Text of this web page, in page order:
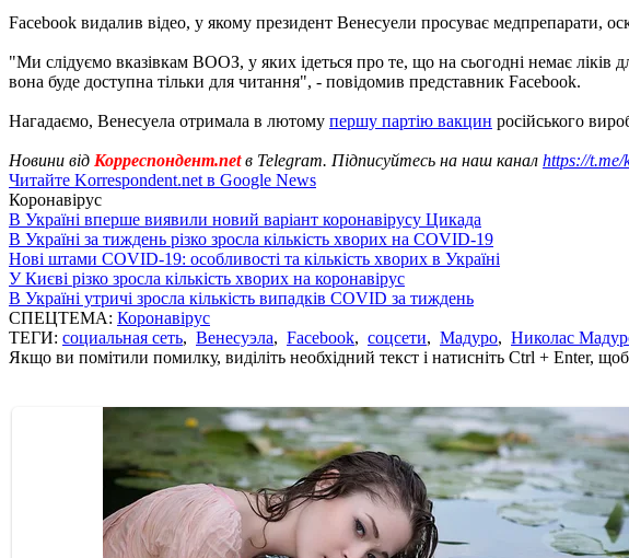
Facebook видалив відео, у якому президент Венесуели просуває медпрепарати,
"Ми слідуємо вказівкам ВООЗ, у яких ідеться про те, що на сьогодні немає ліків
вона буде доступна тільки для читання", - повідомив представник Facebook.
Нагадаємо, Венесуела отримала в лютому першу партію вакцин російського
Новини від Корреспондент.netв Telegram. Підписуйтесь на наш канал https://t.me/
Читайте Korrespondent.net в Google News
Коронавірус
В Україні вперше виявили новий варіант коронавірусу Цикада
В Україні за тиждень різко зросла кількість хворих на COVID-19
Нові штами COVID-19: особливості та кількість хворих в Україні
У Києві різко зросла кількість хворих на коронавірус
В Україні утричі зросла кількість випадків COVID за тиждень
СПЕЦТЕМА: Коронавірус
ТЕГИ: социальная сеть, Венесуэла, Facebook, соцсети, Мадуро, Николас
Якщо ви помітили помилку, виділіть необхідний текст і натисніть Ctrl + Enter,